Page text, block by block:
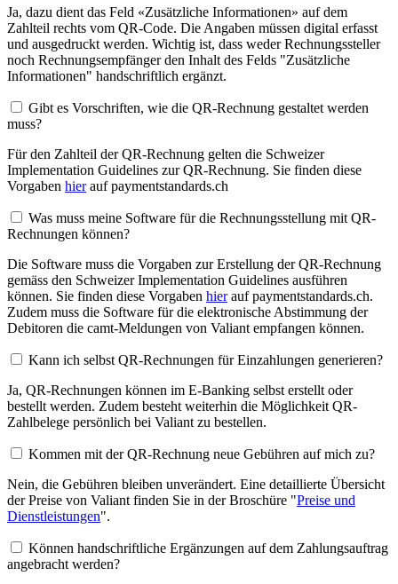
Ja, dazu dient das Feld «Zusätzliche Informationen» auf dem
Zahlteil rechts vom QR-Code. Die Angaben müssen digital erfasst
und ausgedruckt werden. Wichtig ist, dass weder Rechnungssteller
noch Rechnungsempfänger den Inhalt des Felds "Zusätzliche
Informationen" handschriftlich ergänzt.
Gibt es Vorschriften, wie die QR-Rechnung gestaltet werden
muss?
Für den Zahlteil der QR-Rechnung gelten die Schweizer
Implementation Guidelines zur QR-Rechnung. Sie finden diese
Vorgaben hierauf paymentstandards.ch
Was muss meine Software für die Rechnungsstellung mit QR-
Rechnungen können?
Die Software muss die Vorgaben zur Erstellung der QR-Rechnung
gemäss den Schweizer Implementation Guidelines ausführen
können. Sie finden diese Vorgaben hierauf paymentstandards.ch.
Zudem muss die Software für die elektronische Abstimmung der
Debitoren die camt-Meldungen von Valiant empfangen können.
Kann ich selbst QR-Rechnungen für Einzahlungen generieren?
Ja, QR-Rechnungen können im E-Banking selbst erstellt oder
bestellt werden. Zudem besteht weiterhin die Möglichkeit QR-
Zahlbelege persönlich bei Valiant zu bestellen.
Kommen mit der QR-Rechnung neue Gebühren auf mich zu?
Nein, die Gebühren bleiben unverändert. Eine detaillierte Übersicht
der Preise von Valiant finden Sie in der Broschüre "Preise und
Dienstleistungen".
Können handschriftliche Ergänzungen auf dem Zahlungsauftrag
angebracht werden?